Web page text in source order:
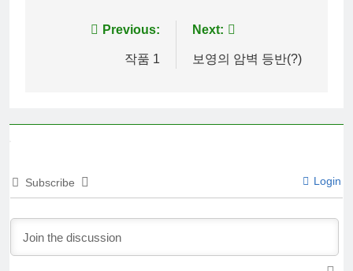
navigation
Previous:
작품 1
Next:
보영의 암벽 등반(?)
Subscribe Login